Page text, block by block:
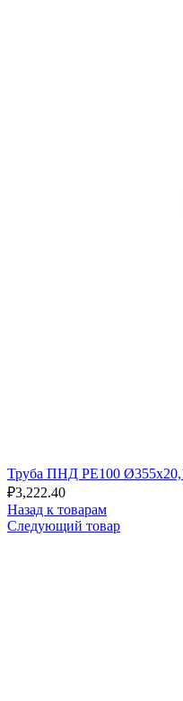
Труба ПНД РЕ100
₽3,222.40
Назад к товарам
Следующий товар